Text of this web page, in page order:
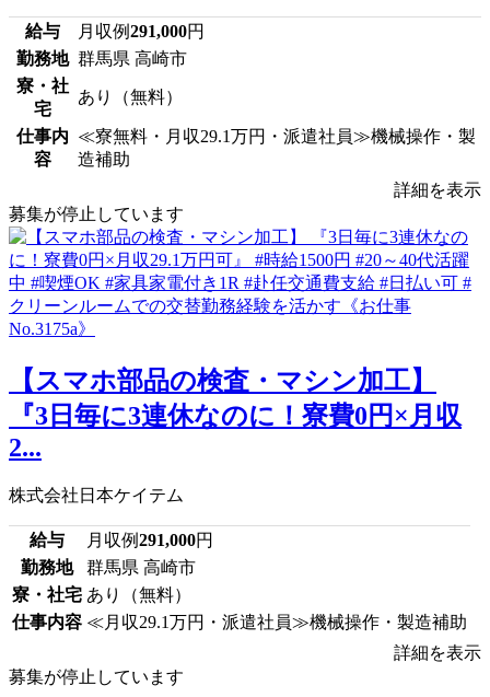
給与 月収例291,000円
勤務地 群馬県 高崎市
寮・社
宅
あり（無料）
仕事内
容
≪寮無料・月収29.1万円・派遣社員≫機械操作・製
造補助
詳細を表示
募集が停止しています
【スマホ部品の検査・マシン加工】
『3日毎に3連休なのに！寮費0円×月収
2...
株式会社日本ケイテム
給与 月収例291,000円
勤務地
群馬県 高崎市
寮・社宅 あり（無料）
仕事内容 ≪月収29.1万円・派遣社員≫機械操作・製造補助
詳細を表示
募集が停止しています